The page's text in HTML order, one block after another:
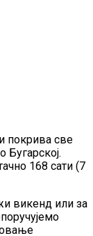
покрива све
Бугарској.
168 сати (7
викенд или за